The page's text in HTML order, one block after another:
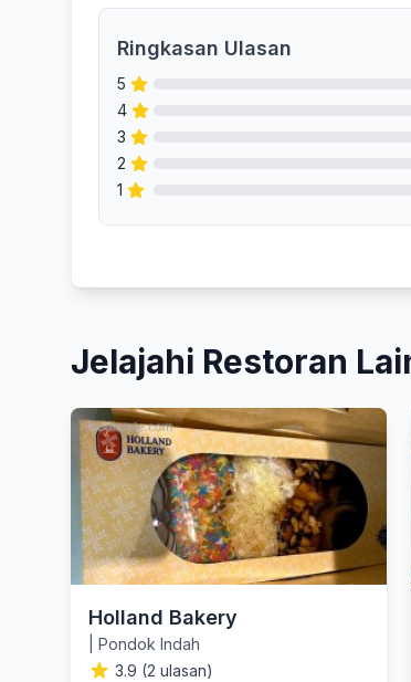
Ringkasan Ulasan
5
4
3
2
1
Jelajahi Restoran
Holland Bakery
Pondok Indah
3.9 (2 ulasan)